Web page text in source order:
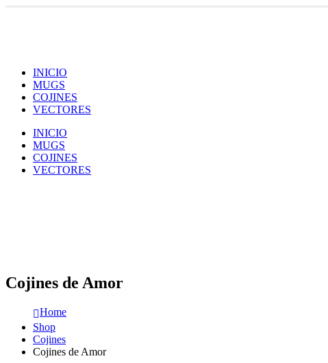
INICIO
MUGS
COJINES
VECTORES
INICIO
MUGS
COJINES
VECTORES
Cojines de Amor
Home
Shop
Cojines
Cojines de Amor